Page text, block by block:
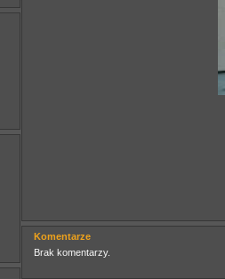
Komentarze
Brak komentarzy.